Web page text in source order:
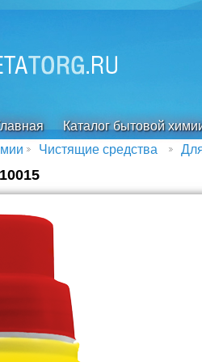
Каталог бытовой
Чистящие средства